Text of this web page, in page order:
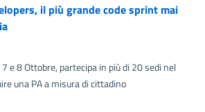
il più grande code sprint mai
e 8 Ottobre, partecipa in più di 20 sedi nel
una PA a misura di cittadino